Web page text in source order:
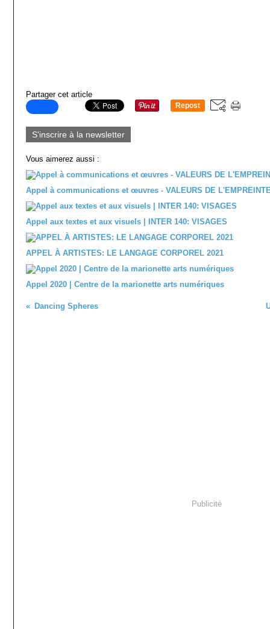
Partager cet article
Repost
S'inscrire à la newsletter
Vous aimerez aussi :
Appel à communications et œuvres - VALEURS DE
Appel aux textes et aux visuels | INTER 140: VISAGES
APPEL À ARTISTES: LE LANGAGE CORPOREL 2021
Appel 2020 | Centre de la marionette arts numériques
Dancing Spheres
Publicité